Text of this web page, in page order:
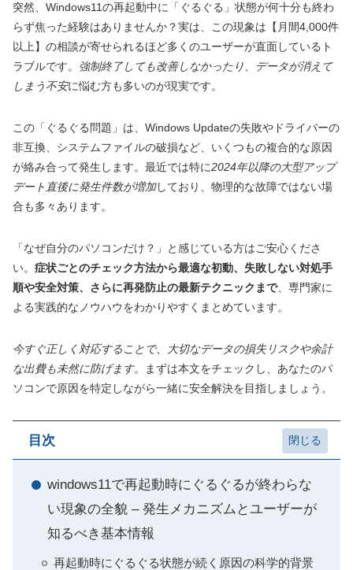
突然、Windows11の再起動中に「ぐるぐる」状態が何十分も終わ
らず焦った経験はありませんか？実は、この現象は【月間4,000件
以上】の相談が寄せられるほど多くのユーザーが直面しているト
ラブルです。 強制終了しても改善しなかったり、データが消えて
しまう不安に悩む方も多いのが現実です。
この「ぐるぐる問題」は、Windows Updateの失敗やドライバーの
非互換、システムファイルの破損など、いくつもの複合的な原因
が絡み合って発生します。最近では特に2024年以降の大型アップ
デート直後に発生件数が増加しており、物理的な故障ではない場
合も多々あります。
「なぜ自分のパソコンだけ？」と感じている方はご安心くださ
い。 症状ごとのチェック方法から最適な初動、失敗しない対処手
順や安全対策、さらに再発防止の最新テクニックまで、専門家に
よる実践的なノウハウをわかりやすくまとめています。
今すぐ正しく対応することで、大切なデータの損失リスクや余計
な出費も未然に防げます。
まずは本文をチェックし、あなたのパ
ソコンで原因を特定しながら一緒に安全解決を目指しましょう。
目次
windows11で再起動時にぐるぐるが終わらな
い現象の全貌 – 発生メカニズムとユーザーが
知るべき基本情報
再起動時にぐるぐる状態が続く原因の科学的背景